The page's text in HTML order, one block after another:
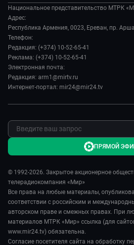
Происшествия
Наука и технологии
Культура
Спорт
Евразия. Культурно
Евразия. Регионы
Наши иностранцы
Пять причин поехать в...
Сделано в Содружестве
Я – волонтер
История
Руководство
Лица мира
Новости
Пресса о нас
Карьера
Национальное представительство МТРК
Адрес:
Республика Армения, 0023, Ереван, пр.
Телефон:
Редакция: (+374) 10-52-65-41
Реклама: (+374) 10-52-65-41
Электронная почта:
Редакция: arm1@mirtv.ru
Интернет-портал: mir24@mir24.tv
© 1992-2026. Закрытое акционерное
телерадиокомпания «Мир»
Все права на любые материалы,
соответствии с российским и
авторском праве и смежных правах. При
материалов МТРК «Мир» ссылка (для
www.mir24.tv) обязательна.
Согласие посетителя сайта на обработку
ПРЯМОЙ